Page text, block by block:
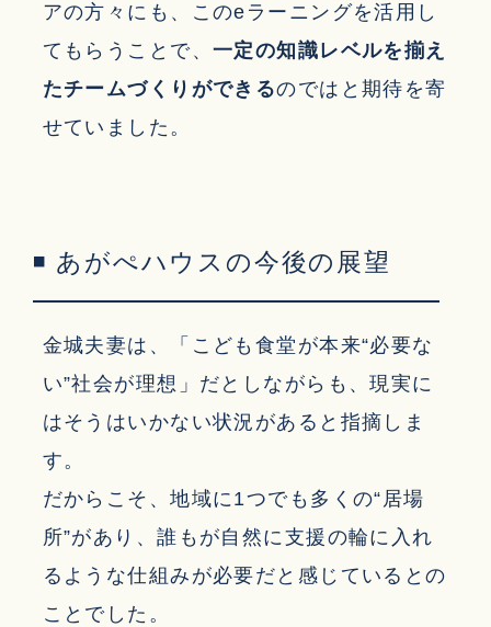
アの方々にも、このeラーニングを活用し
てもらうことで、 一定の知識レベルを揃え
たチームづくりができるのではと期待を寄
せていました。
◾ あがぺハウスの今後の展望
金城夫妻は、「こども食堂が本来“必要な
い”社会が理想」だとしながらも、現実に
はそうはいかない状況があると指摘しま
す。
だからこそ、地域に1つでも多くの“居場
所”があり、誰もが自然に支援の輪に入れ
るような仕組みが必要だと感じているとの
ことでした。